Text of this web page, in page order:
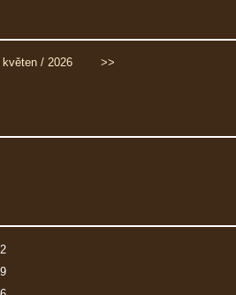
květen / 2026 >>